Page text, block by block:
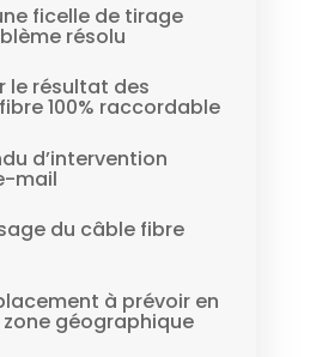
ficelle de tirage
résolu
le résultat des
100% raccordable
d’intervention
mail
du câble fibre
à prévoir en
géographique